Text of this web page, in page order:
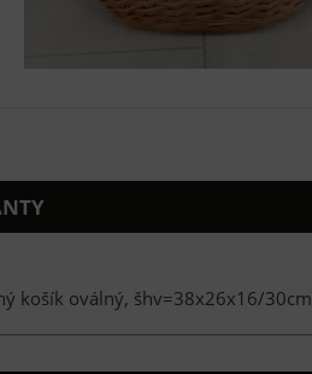
košík oválný, šhv=38x26x16/30cm